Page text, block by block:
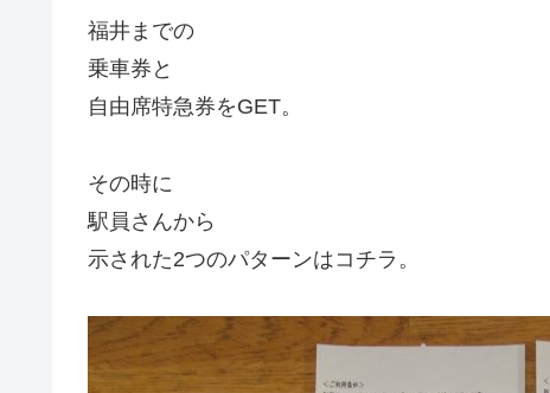
福井までの
乗車券と
自由席特急券をGET。
その時に
駅員さんから
示された2つのパターンはコチラ。